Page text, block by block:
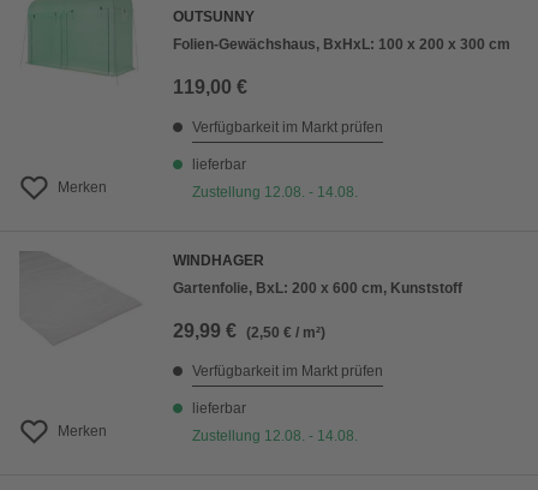
Merken
OUTSUNNY
Folien-Gewächshaus, BxHxL: 100 x 200 x 300 cm
119,00 €
Verfügbarkeit im Markt prüfen
lieferbar
Zustellung 12.08. - 14.08.
Merken
WINDHAGER
Gartenfolie, BxL: 200 x 600 cm, Kunststoff
29,99 € (2,50 € / m²)
Verfügbarkeit im Markt prüfen
lieferbar
Zustellung 12.08. - 14.08.